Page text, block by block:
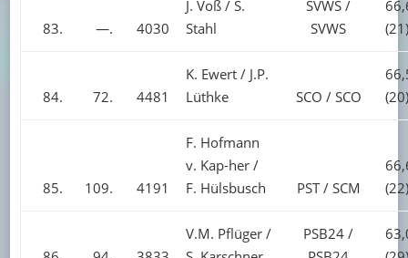
83. —. 4030
J. Voß / S.
Stahl
SVWS /
SVWS
(21)
84. 72. 4481
K. Ewert / J.P.
Lüthke
SCO / SCO
(20)
85. 109. 4191
F. Hofmann
v. Kap-her /
F. Hülsbusch
PST / SCM
(22)
V.M. Pflüger /
PSB24 /